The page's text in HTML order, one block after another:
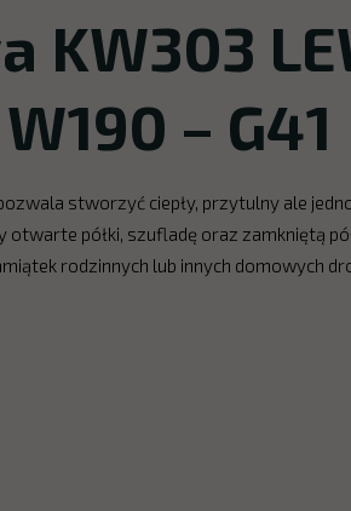
KW303
– G41
stworzyć ciepły, przytulny ale
półki, szufladę oraz zamkniętą
rodzinnych lub innych domowych